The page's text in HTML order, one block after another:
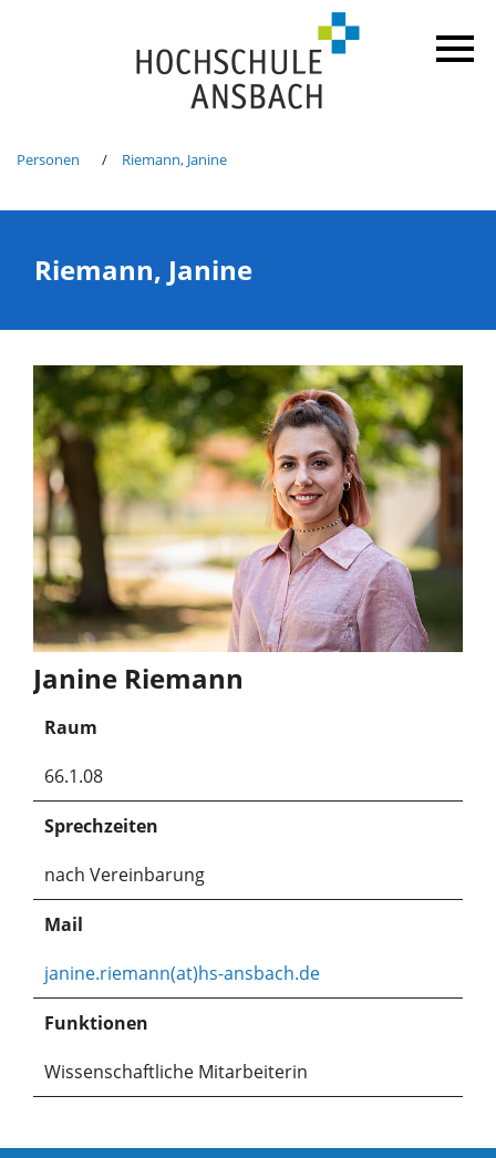
Personen Riemann, Janine
Riemann, Janine
Janine Riemann
Raum
66.1.08
Sprechzeiten
nach Vereinbarung
Mail
janine.riemann(at)hs-ansbach.de
Funktionen
Wissenschaftliche Mitarbeiterin